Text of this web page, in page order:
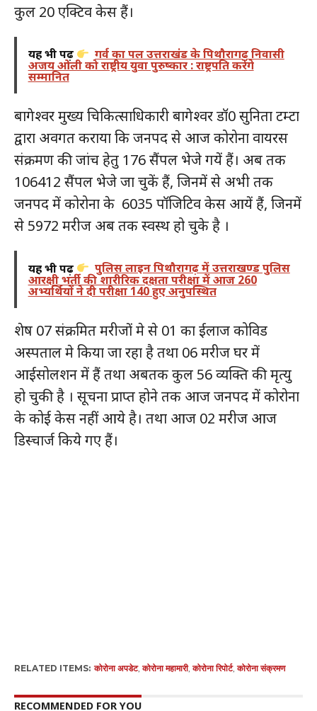
कुल 20 एक्टिव केस हैं।
यह भी पढ़ें गर्व का पल उत्तराखंड के पिथौरागढ़ निवासी
अजय ओली को राष्ट्रीय युवा पुरुष्कार : राष्ट्रपति करेंगे
सम्मानित
बागेश्वर मुख्य चिकित्साधिकारी बागेश्वर डॉ0 सुनिता टम्टा
द्वारा अवगत कराया कि जनपद से आज कोरोना वायरस
संक्रमण की जांच हेतु 176 सैंपल भेजे गयें हैं। अब तक
106412 सैंपल भेजे जा चुकें हैं, जिनमें से अभी तक
जनपद में कोरोना के 6035 पॉजिटिव केस आयें हैं, जिनमें
से 5972 मरीज अब तक स्वस्थ हो चुके है ।
यह भी पढ़ें पुलिस लाइन पिथौरागढ़ में उत्तराखण्ड पुलिस
आरक्षी भर्ती की शारीरिक दक्षता परीक्षा में आज 260
अभ्यर्थियों ने दी परीक्षा 140 हुए अनुपस्थित
शेष 07 संक्रमित मरीजों मे से 01 का ईलाज कोविड
अस्पताल मे किया जा रहा है तथा 06 मरीज घर में
आईसोलशन में हैं तथा अबतक कुल 56 व्यक्ति की मृत्यु
हो चुकी है । सूचना प्राप्त होने तक आज जनपद में कोरोना
के कोई केस नहीं आये है। तथा आज 02 मरीज आज
डिस्चार्ज किये गए हैं।
RELATED ITEMS: कोरोना अपडेट,कोरोना महामारी,कोरोना रिपोर्ट,कोरोना संक्रमण
RECOMMENDED FOR YOU